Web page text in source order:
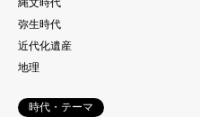
弥生時代
近代化遺産
地理
時代・テーマ